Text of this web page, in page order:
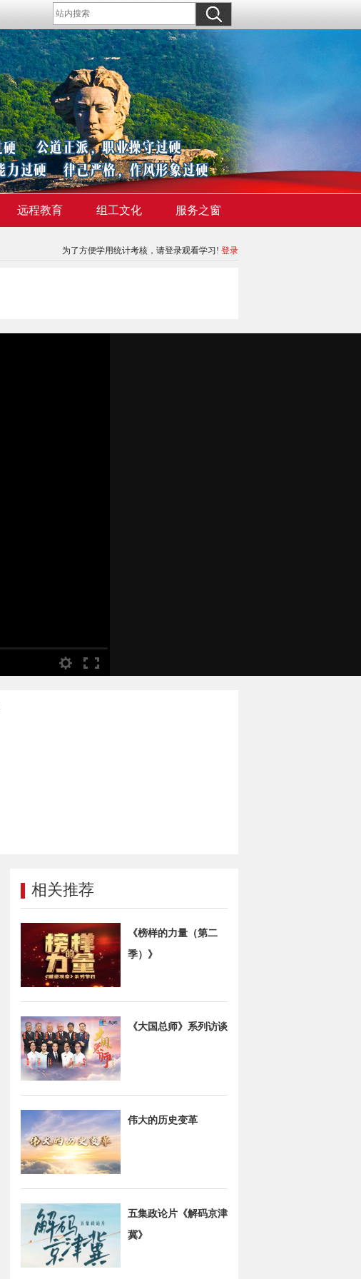
远程教育 组工文化 服务之窗
为了方便学用统计考核，请登录观看学习! 登录
相关推荐
《榜样的力量（第二
季）》
《大国总师》系列访谈
伟大的历史变革
五集政论片《解码京津
冀》